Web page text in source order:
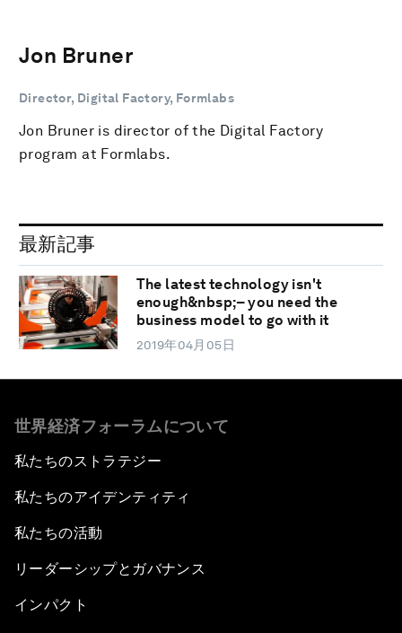
Jon Bruner
Director, Digital Factory, Formlabs
Jon Bruner is director of the Digital Factory
program at Formlabs.
最新記事
The latest technology isn't
enough&nbsp;– you need the
business model to go with it
2019年04月05日
世界経済フォーラムについて
私たちのストラテジー
私たちのアイデンティティ
私たちの活動
リーダーシップとガバナンス
インパクト